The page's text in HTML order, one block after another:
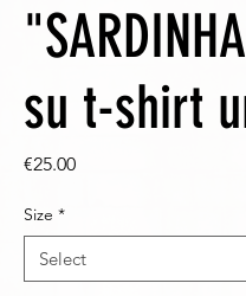
su t-shirt
€25.00Price
Size *